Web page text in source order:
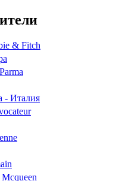
& Fitch
- Италия